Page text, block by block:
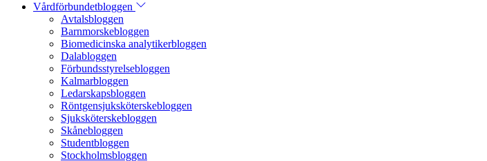
Vårdförbundetbloggen
Avtalsbloggen
Barnmorskebloggen
Biomedicinska analytikerbloggen
Dalabloggen
Förbundsstyrelsebloggen
Kalmarbloggen
Ledarskapsbloggen
Röntgensjuksköterskebloggen
Sjuksköterskebloggen
Skånebloggen
Studentbloggen
Stockholmsbloggen